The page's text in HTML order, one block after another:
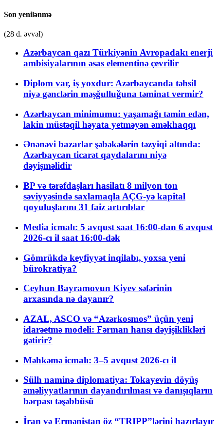
Son yenilənmə
(28 d. əvvəl)
Azərbaycan qazı Türkiyənin Avropadakı enerji
ambisiyalarının əsas elementinə çevrilir
Diplom var, iş yoxdur: Azərbaycanda təhsil
niyə gənclərin məşğulluğuna təminat vermir?
Azərbaycan minimumu: yaşamağı təmin edən,
lakin müstəqil həyata yetməyən əməkhaqqı
Ənənəvi bazarlar şəbəkələrin təzyiqi altında:
Azərbaycan ticarət qaydalarını niyə
dəyişməlidir
BP və tərəfdaşları hasilatı 8 milyon ton
səviyyəsində saxlamaqla AÇG-yə kapital
qoyuluşlarını 31 faiz artırıblar
Media icmalı: 5 avqust saat 16:00-dan 6 avqust
2026-cı il saat 16:00-dək
Gömrükdə keyfiyyət inqilabı, yoxsa yeni
bürokratiya?
Ceyhun Bayramovun Kiyev səfərinin
arxasında nə dayanır?
AZAL, ASCO və “Azərkosmos” üçün yeni
idarəetmə modeli: Fərman hansı dəyişiklikləri
gətirir?
Məhkəmə icmalı: 3–5 avqust 2026-cı il
Sülh naminə diplomatiya: Tokayevin döyüş
əməliyyatlarının dayandırılması və danışıqların
bərpası təşəbbüsü
İran və Ermənistan öz “TRIPP”lərini hazırlayır